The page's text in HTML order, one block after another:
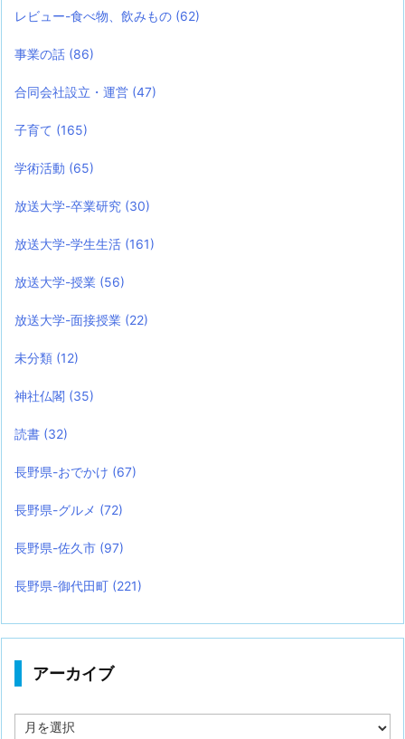
レビュー-食べ物、飲みもの (62)
事業の話 (86)
合同会社設立・運営 (47)
子育て (165)
学術活動 (65)
放送大学-卒業研究 (30)
放送大学-学生生活 (161)
放送大学-授業 (56)
放送大学-面接授業 (22)
未分類 (12)
神社仏閣 (35)
読書 (32)
長野県-おでかけ (67)
長野県-グルメ (72)
長野県-佐久市 (97)
長野県-御代田町 (221)
アーカイブ